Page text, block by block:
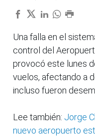
Una falla en el
control del
provocó este lunes
vuelos, afectando a
incluso fueron
Lee también: Jorge
nuevo aeropuerto